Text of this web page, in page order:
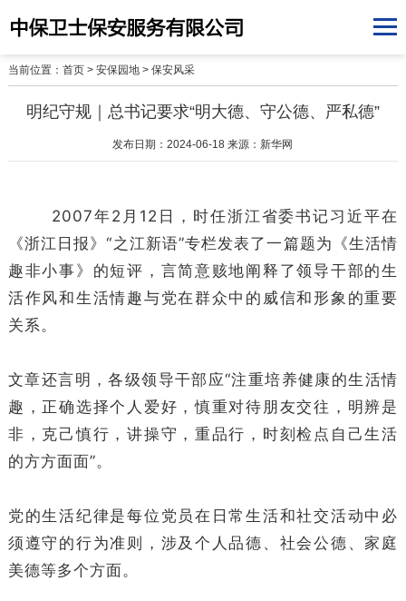
当前位置： 首页> 安保园地> 保安风采
明纪守规｜总书记要求“明大德、守公德、严私德”
发布日期：2024-06-18 来源：新华网
2007年2月12日，时任浙江省委书记习近平在
《浙江日报》“之江新语”专栏发表了一篇题为《生活情
趣非小事》的短评，言简意赅地阐释了领导干部的生
活作风和生活情趣与党在群众中的威信和形象的重要
关系。
文章还言明，各级领导干部应“注重培养健康的生活情
趣，正确选择个人爱好，慎重对待朋友交往，明辨是
非，克己慎行，讲操守，重品行，时刻检点自己生活
的方方面面”。
党的生活纪律是每位党员在日常生活和社交活动中必
须遵守的行为准则，涉及个人品德、社会公德、家庭
美德等多个方面。